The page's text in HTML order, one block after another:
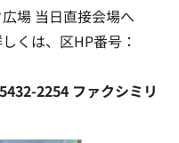
場 当日直接会場へ
くは、区HP番号：
2254 ファクシミリ